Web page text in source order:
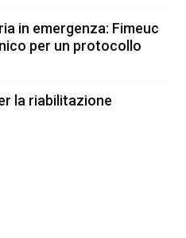
in emergenza: Fimeuc
per un protocollo
la riabilitazione